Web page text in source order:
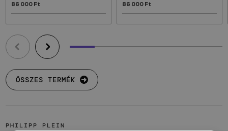
86 000 Ft 86 000 Ft
ÖSSZES TERMÉK
PHILIPP PLEIN